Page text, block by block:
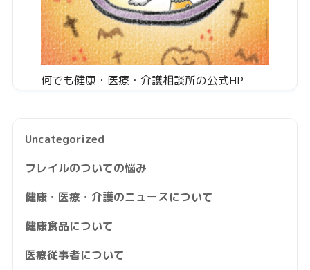
何でも健康・医療・介護相談所の公式HP
Uncategorized
フレイルのついての悩み
健康・医療・介護のニュースについて
健康食品について
医療従事者について